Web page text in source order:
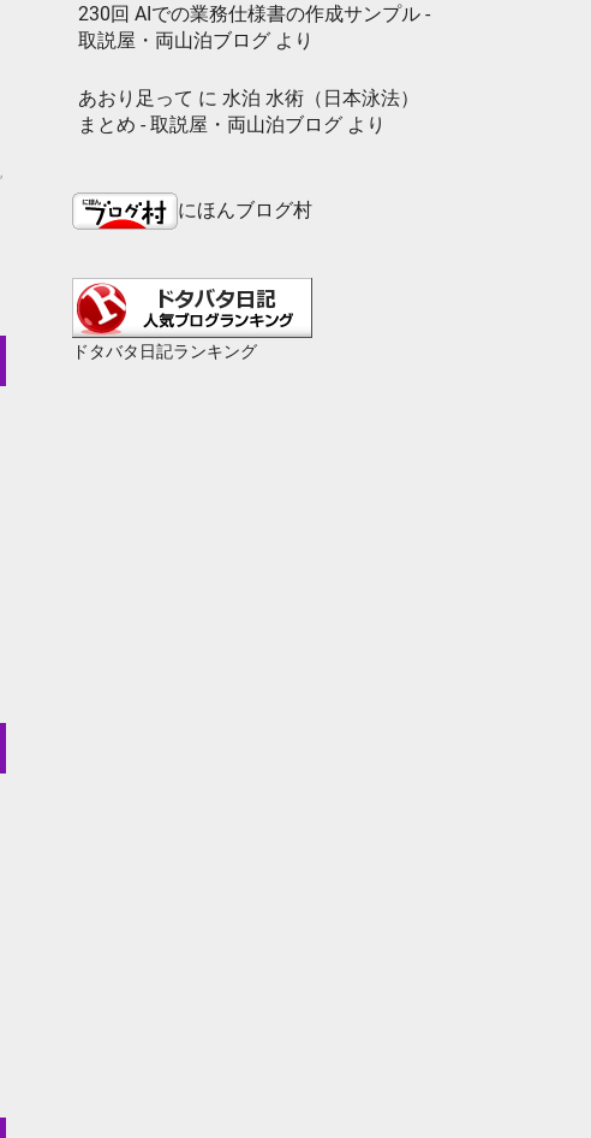
,
230回 AIでの業務仕様書の作成サンプル -
取説屋・両山泊ブログ より
あおり足って に 水泊 水術（日本泳法）
まとめ - 取説屋・両山泊ブログ より
にほんブログ村
ドタバタ日記ランキング